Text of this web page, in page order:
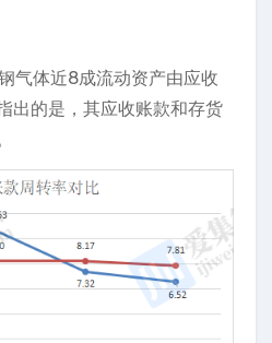
气体近8成流动资产由应收
出的是，其应收账款和存货